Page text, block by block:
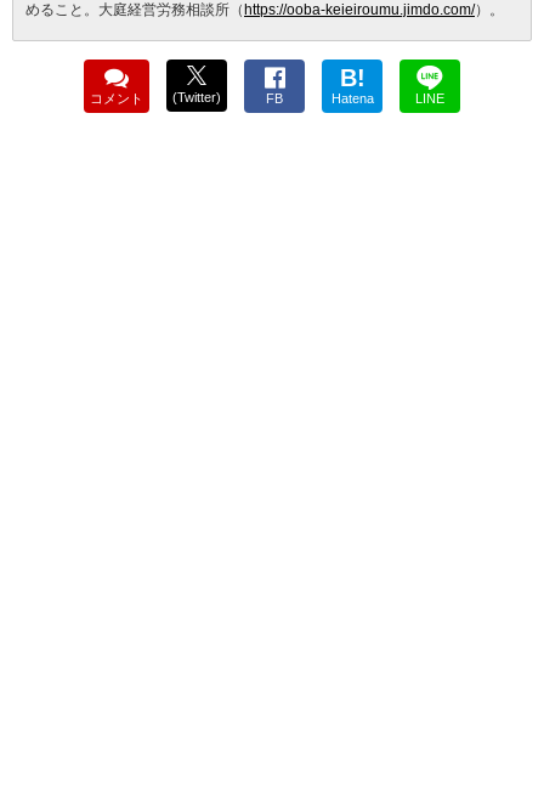
めること。大庭経営労務相談所（ https://ooba-keieiroumu.jimdo.com/）。
コメント (Twitter) FB
B!
Hatena LINE